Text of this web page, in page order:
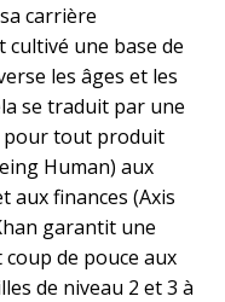
carrière
cultivé une base de
les âges et les
se traduit par une
pour tout produit
Human) aux
aux finances (Axis
garantit une
de pouce aux
de niveau 2 et 3 à